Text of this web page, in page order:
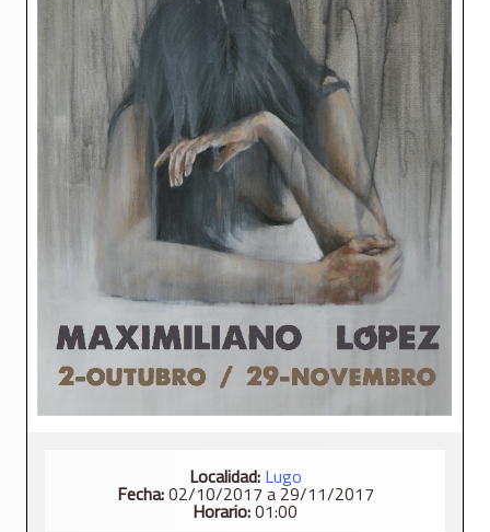
Localidad: Lugo
Fecha:02/10/2017 a 29/11/2017
Horario:01:00